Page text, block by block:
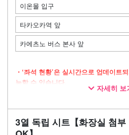
이온몰 입구
타카오카역 앞
카에츠노 버스 본사 앞
・‘좌석 현황’은 실시간으로 업데이트
능할 수 있습니다.
・이동 시간을 쾌적하게 보낼 수 있는
자세히 보
3열 독립 시트【화장실 첨부